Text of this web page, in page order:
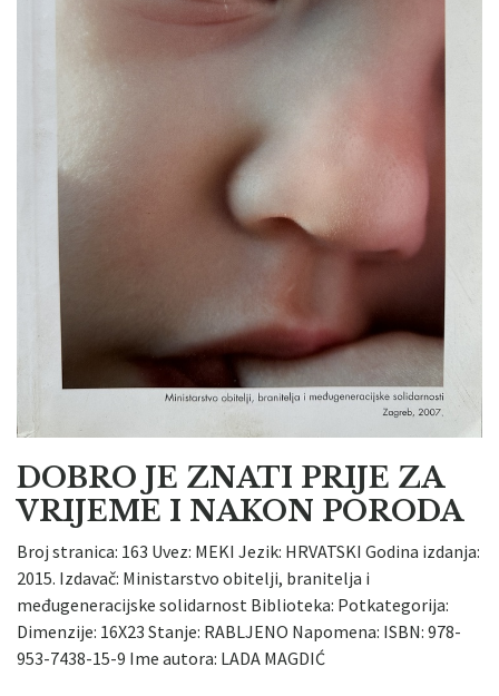
DOBRO JE ZNATI PRIJE ZA
VRIJEME I NAKON PORODA
Broj stranica: 163 Uvez: MEKI Jezik: HRVATSKI Godina izdanja:
2015. Izdavač: Ministarstvo obitelji, branitelja i
međugeneracijske solidarnost Biblioteka: Potkategorija:
Dimenzije: 16X23 Stanje: RABLJENO Napomena: ISBN: 978-
953-7438-15-9 Ime autora: LADA MAGDIĆ